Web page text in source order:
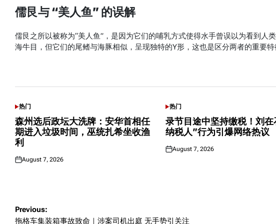
儒艮与 “美人鱼” 的误解
儒艮之所以被称为“美人鱼”，是因为它们的哺乳方式使得水手曾误以为看到人
海牛目，但它们的尾鳍与海豚相似，呈现独特的Y形，这也是区分两者的重要特
POSTED
IN
热门
森州选后政坛大洗牌：安华首相任
期进入垃圾时间，巫统扎希坐收渔
利
Posted
August 7, 2026
POSTED
IN
热门
录节目途中坚持缴税！刘
纳税人”行为引爆网络热议
Posted
August 7, 2026
Post
Previous:
拖格车集装箱事故致命｜涉案司机出庭 无手势引关注